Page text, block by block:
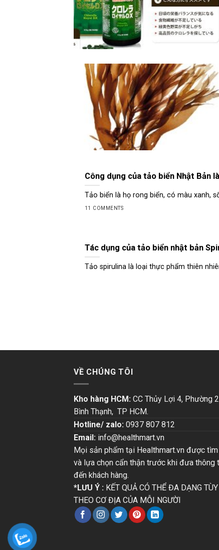
Công dụng của tảo biển Nhật Bản
Tảo biển là họ rong biển, có màu xanh,
11 COMMENTS
Tác dụng của tảo biển nhật bản
Tảo spirulina là loại thực phẩm thiên
VỀ CHÚNG TÔI
Kho hàng HCM: CC Thủy Lợi 4, Phường
Bình Thạnh, TP HCM.
Hotline/ zalo: 0937 807 812
Email: info@healthmart.vn
Mọi sản phẩm tại Healthmart.vn được tìm
và lựa chọn cẩn thận trước khi đưa thông
đến khách hàng.
*LƯU Ý : KẾT QUẢ CÓ THỂ ĐA DẠNG TÙY
THEO CƠ ĐỊA CỦA MỖI NGƯỜI